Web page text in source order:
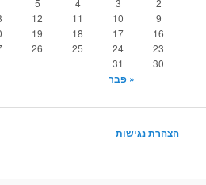
9
10
11
12
16
17
18
19
23
24
25
26
30
31
« פבר
הצהרת נגישות